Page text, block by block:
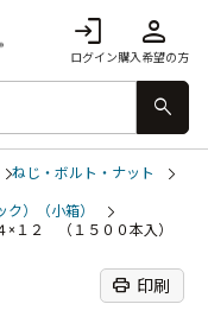
login
ログイン
person
購入希望の方
search
ねじ・ボルト・ナット
）（小箱）
×１２ （１５００本入）
print 印刷